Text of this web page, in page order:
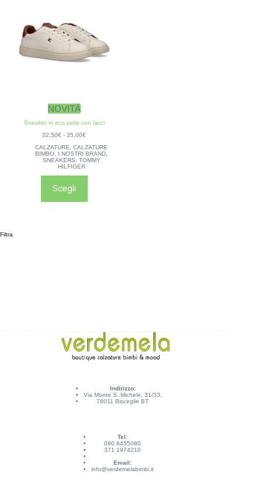
NOVITÀ
Sneaker in eco pelle con lacci
32,50€ - 35,00€
CALZATURE
,CALZATURE
BIMBO
I NOSTRI BRAND
SNEAKERS
TOMMY
HILFIGER
Scegli
Filtra
Indirizzo:
Via Monte S. Michele, 31/33,
76011 Bisceglie BT
Tel:
080 6455080
371 1974210
Email:
info@verdemelabimbi.it